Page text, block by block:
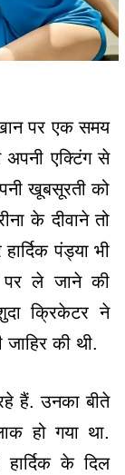
पर एक समय
एक्टिंग से
खूबसूरती को
के दीवाने तो
पंड्या भी
पर ले जाने की
क्रिकेटर ने
जाहिर की थी.
हैं. उनका बीते
हो गया था.
के दिल